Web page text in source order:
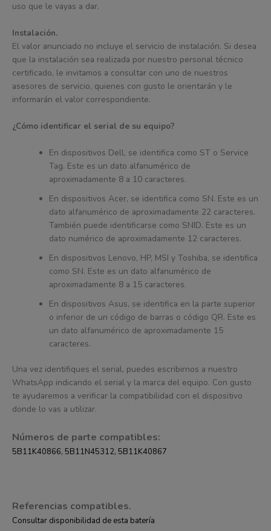
uso que le vayas a dar.
Instalación.
El valor anunciado no incluye el servicio de instalación. Si desea
que la instalación sea realizada por nuestro personal técnico
certificado, le invitamos a consultar con uno de nuestros
asesores de servicio, quienes con gusto le orientarán y le
informarán el valor correspondiente.
¿Cómo identificar el serial de su equipo?
En dispositivos Dell, se identifica como ST o Service
Tag. Este es un dato alfanumérico de
aproximadamente 8 a 10 caracteres.
En dispositivos Acer, se identifica como SN. Este es un
dato alfanumérico de aproximadamente 22 caracteres.
También puede identificarse como SNID. Este es un
dato numérico de aproximadamente 12 caracteres.
En dispositivos Lenovo, HP, MSI y Toshiba, se identifica
como SN. Este es un dato alfanumérico de
aproximadamente 8 a 15 caracteres.
En dispositivos Asus, se identifica en la parte superior
o inferior de un código de barras o código QR. Este es
un dato alfanumérico de aproximadamente 15
caracteres.
Una vez identifiques el serial, puedes escribirnos a nuestro
WhatsApp indicando el serial y la marca del equipo. Con gusto
te ayudaremos a verificar la compatibilidad con el dispositivo
donde lo vas a utilizar.
Números de parte compatibles:
5B11K40866, 5B11N45312, 5B11K40867
Referencias compatibles.
Consultar disponibilidad de esta batería